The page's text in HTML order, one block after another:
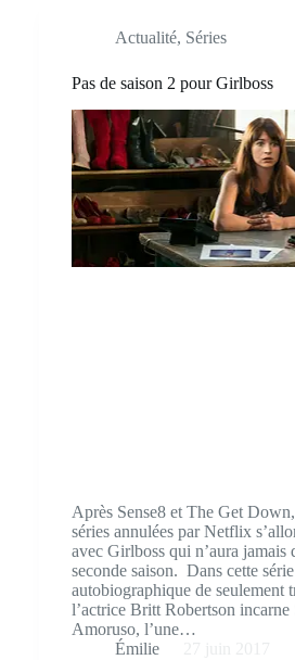
Actualité, Séries
Pas de saison 2 pour Girlboss
Après Sense8 et The Get
séries annulées par Netflix
avec Girlboss qui n’aura jamais
seconde saison. Dans cette série
autobiographique de seulement
l’actrice Britt Robertson incarne
Amoruso, l’une…
Émilie